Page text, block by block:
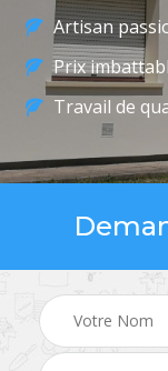
Artisan
Prix
Travail de